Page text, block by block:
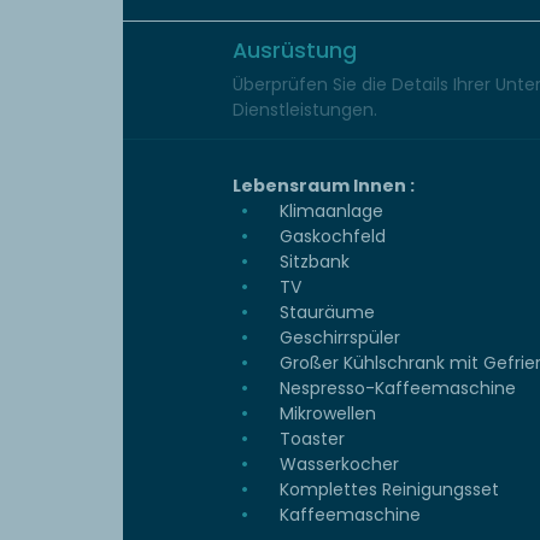
Ausrüstung
Überprüfen Sie die Details Ihrer
Dienstleistungen.
Lebensraum Innen :
Klimaanlage
Gaskochfeld
Sitzbank
TV
Stauräume
Geschirrspüler
Großer Kühlschrank mit
Nespresso-Kaffeemaschine
Mikrowellen
Toaster
Wasserkocher
Komplettes Reinigungsset
Kaffeemaschine